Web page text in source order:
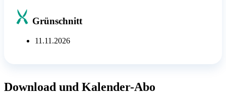
Grünschnitt
11.11.2026
Download und Kalender-Abo